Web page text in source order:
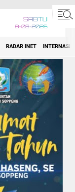
SABTU
8-08-2026
RADAR INET